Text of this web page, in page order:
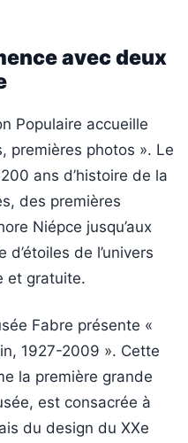
avec deux
Populaire accueille
premières photos ». Le
ans d’histoire de la
des premières
Niépce jusqu’aux
de l’univers
et gratuite.
Fabre présente «
1927-2009 ». Cette
la première grande
est consacrée à
du design du XXe